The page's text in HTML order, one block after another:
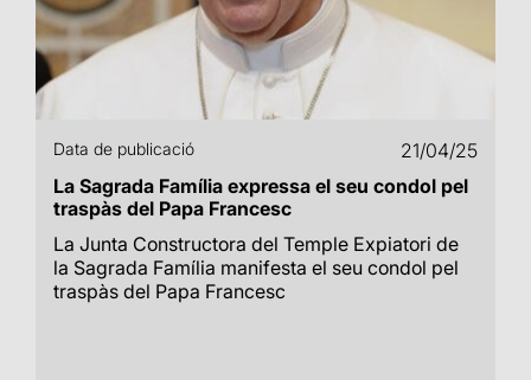
Data de publicació
21/04/25
La Sagrada Família expressa el seu condol pel
traspàs del Papa Francesc
La Junta Constructora del Temple Expiatori de
la Sagrada Família manifesta el seu condol pel
traspàs del Papa Francesc